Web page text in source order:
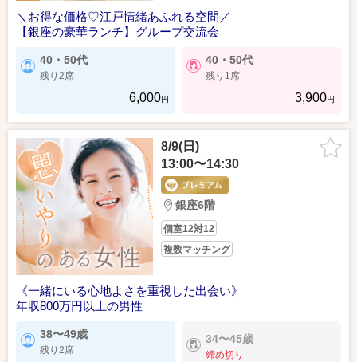
＼お得な価格♡江戸情緒あふれる空間／
【銀座の豪華ランチ】グループ交流会
40・50代
残り2席
6,000円
40・50代
残り1席
3,900円
8/9(日)
13:00〜14:30
銀座6階
個室12対12
複数マッチング
《一緒にいる心地よさを重視した出会い》
年収800万円以上の男性
38〜49歳
残り2席
34〜45歳
締め切り